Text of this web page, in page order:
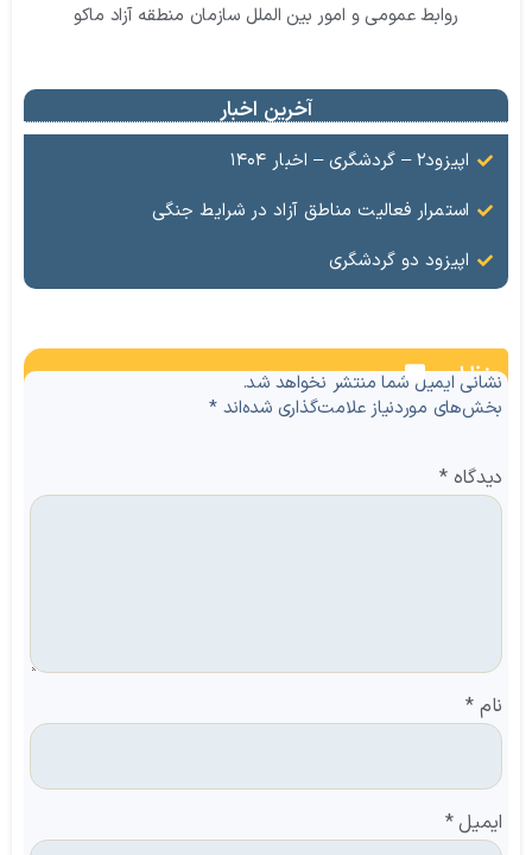
روابط عمومی و امور بین الملل سازمان منطقه آزاد ماکو
آخرین اخبار
اپیزود۲ – گردشگری – اخبار ۱۴۰۴
استمرار فعالیت مناطق آزاد در شرایط جنگی
اپیزود دو گردشگری
نظرات
نشانی ایمیل شما منتشر نخواهد شد.
بخش‌های موردنیاز علامت‌گذاری شده‌اند*
دیدگاه*
نام *
ایمیل*